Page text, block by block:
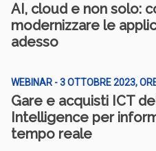
AI, cloud e non solo:
modernizzare le
adesso
WEBINAR - 3 OTTOBRE 2023,
Gare e acquisti ICT
Intelligence per
tempo reale